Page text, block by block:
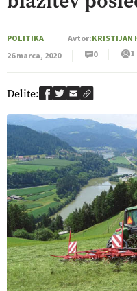
POLITIKA Avtor:KRISTIJAN
26 marca, 2020
0 1
Delite: